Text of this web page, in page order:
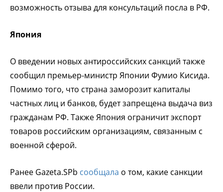
возможность отзыва для консультаций посла в РФ.
Япония
О введении новых антироссийских санкций также
сообщил премьер-министр Японии Фумио Кисида.
Помимо того, что страна заморозит капиталы
частных лиц и банков, будет запрещена выдача виз
гражданам РФ. Также Япония ограничит экспорт
товаров российским организациям, связанным с
военной сферой.
Ранее Gazeta.SPb сообщала о том, какие санкции
ввели против России.